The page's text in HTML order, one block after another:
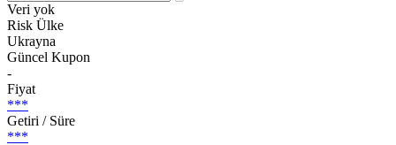
Veri yok
Risk Ülke
Ukrayna
Güncel Kupon
-
Fiyat
***
Getiri / Süre
***